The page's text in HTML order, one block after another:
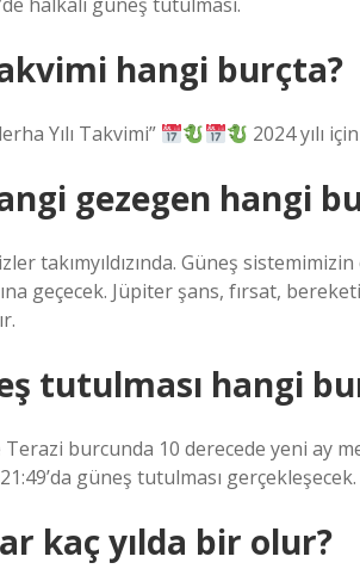
hangi burçta?
Yılı Takvimi” 2024 yılı
gezegen hangi
takımyıldızında. Güneş
geçecek. Jüpiter şans, fırsat,
tutulması hangi
Terazi burcunda 10 derecede yeni ay
güneş tutulması gerçekleşecek.
kaç yılda bir olur?